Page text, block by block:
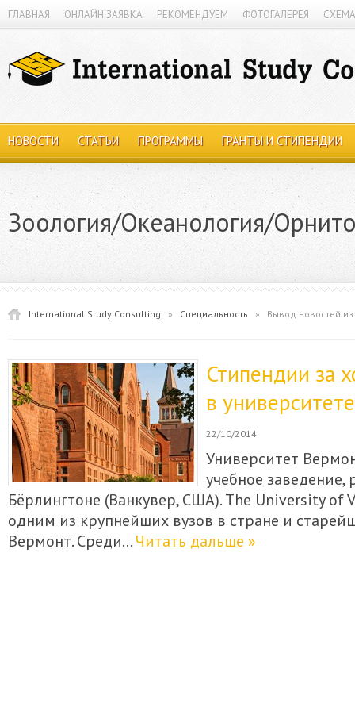
ГЛАВНАЯ ОНЛАЙН ЗАЯВКА РЕКОМЕНДУЕМ ФОТОГАЛЕРЕЯ
НОВОСТИ СТАТЬИ ПРОГРАММЫ ГРАНТЫ И СТИПЕНДИИ
Зоология/Океанология/
International Study Consulting » Специальность » Вывод новостей
Стипендии за
в
22/10/2014
Университет
учебное заведение,
Бёрлингтоне (Ванкувер, США). The University of
одним из крупнейших вузов в стране и
Вермонт. Среди…Читать дальше »